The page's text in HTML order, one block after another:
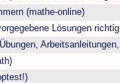
(mathe-online)
Lösungen